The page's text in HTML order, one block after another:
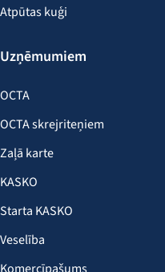
Atpūtas kuģi
Uzņēmumiem
OCTA
OCTA skrejriteņiem
Zaļā karte
KASKO
Starta KASKO
Veselība